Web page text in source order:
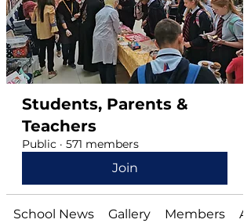
Students, Parents &
Teachers
Public · 571 members
Join
School News Gallery Members